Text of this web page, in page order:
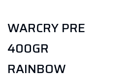
WARCRY PRE
400GR
RAINBOW